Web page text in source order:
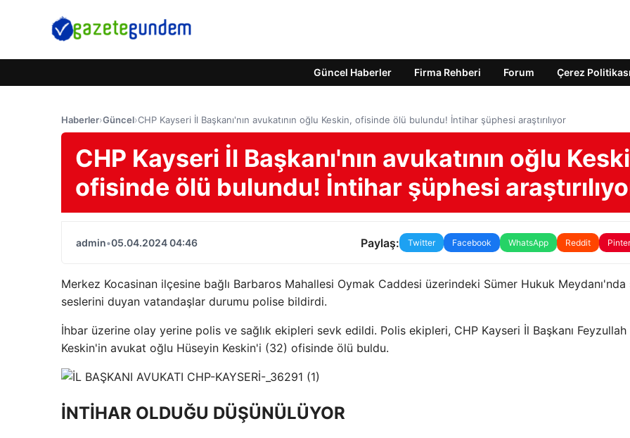
Güncel Haberler Firma Rehberi Forum Çerez Politikası
Haberler›Güncel›CHP Kayseri İl Başkanı'nın avukatının oğlu Keskin, ofisinde ölü bulundu! İntihar şüphesi araştırılıyor
CHP Kayseri İl Başkanı'nın avukatının oğlu
ofisinde ölü bulundu! İntihar şüphesi
admin•05.04.2024 04:46 Paylaş: Twitter Facebook WhatsApp Reddit
Merkez Kocasinan ilçesine bağlı Barbaros Mahallesi Oymak Caddesi üzerindeki Sümer Hukuk Meydanı'nda
seslerini duyan vatandaşlar durumu polise bildirdi.
İhbar üzerine olay yerine polis ve sağlık ekipleri sevk edildi. Polis ekipleri, CHP Kayseri İl Başkanı Feyzullah
Keskin'in avukat oğlu Hüseyin Keskin'i (32) ofisinde ölü buldu.
İNTİHAR OLDUĞU DÜŞÜNÜLÜYOR